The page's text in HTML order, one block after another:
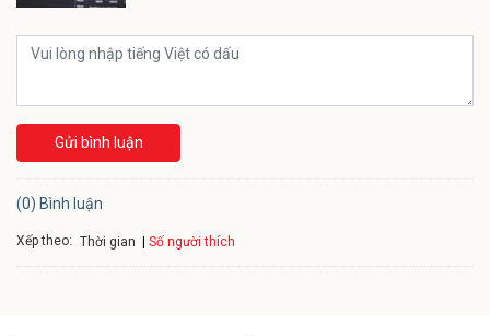
Gửi bình luận
(0) Bình luận
Xếp theo: Thời gian Số người thích